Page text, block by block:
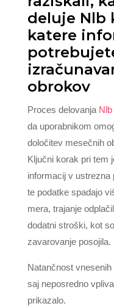
deluje Nlb
katere
obrokov
Proces delovanja
da uporabnikom
določitev mesečnih
Ključni korak pri tem
informacij v ustrezna
te podatke spadajo
mera, trajanje
dodatni stroški, kot
zavarovanje posojila.
Natančnost
saj neposredno
prikazalo.